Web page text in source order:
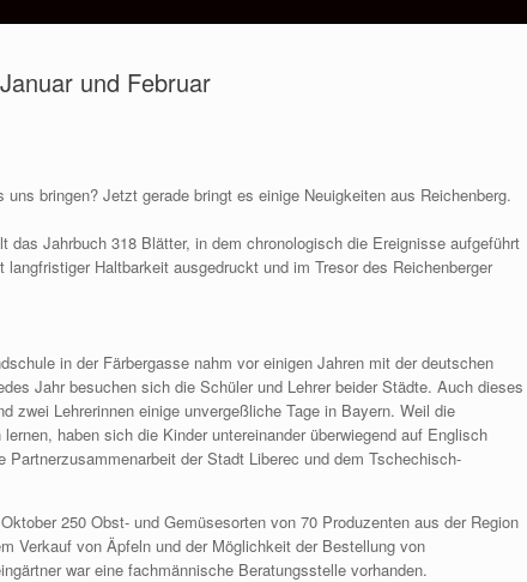
und Februar
bringen? Jetzt gerade bringt es einige Neuigkeiten aus Reichenberg.
das Jahrbuch 318 Blätter, in dem chronologisch die Ereignisse aufgeführt
Haltbarkeit ausgedruckt und im Tresor des Reichenberger
in der Färbergasse nahm vor einigen Jahren mit der deutschen
Jahr besuchen sich die Schüler und Lehrer beider Städte. Auch dieses
zwei Lehrerinnen einige unvergeßliche Tage in Bayern. Weil die
haben sich die Kinder untereinander überwiegend auf Englisch
der Stadt Liberec und dem Tschechisch-
250 Obst- und Gemüsesorten von 70 Produzenten aus der Region
Verkauf von Äpfeln und der Möglichkeit der Bestellung von
war eine fachmännische Beratungsstelle vorhanden.